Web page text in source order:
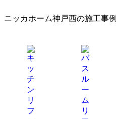
ニッカホーム神戸西の施工事例